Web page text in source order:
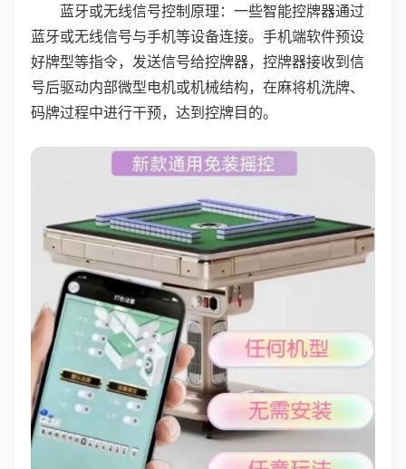
蓝牙或无线信号控制原理：一些智能控牌器通过
蓝牙或无线信号与手机等设备连接。手机端软件预设
好牌型等指令，发送信号给控牌器，控牌器接收到信
号后驱动内部微型电机或机械结构，在麻将机洗牌、
码牌过程中进行干预，达到控牌目的。